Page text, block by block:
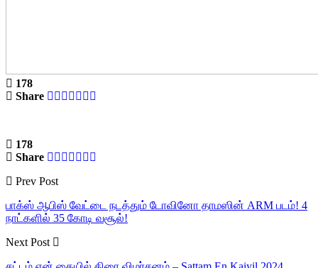
178
Share
178
Share
Prev Post
பாக்ஸ் ஆபிஸ் வேட்டை நடத்தும் டோவினோ தாமஸின் ARM படம்! 4
நாட்களில் 35 கோடி வசூல்!
Next Post